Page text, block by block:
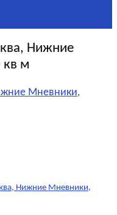
Нижние
кв м
Мневники,
Нижние Мневники,